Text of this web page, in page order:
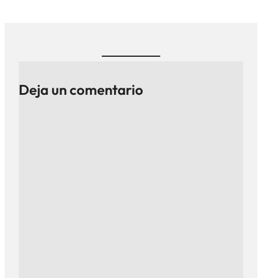
Deja un comentario